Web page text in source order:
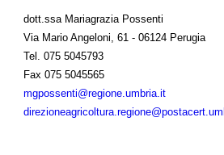
dott.ssa Mariagrazia Possenti
Via Mario Angeloni, 61 - 06124 Perugia
Tel.
075 5045793
Fax 075 5045565
mgpossenti@regione.umbria.it